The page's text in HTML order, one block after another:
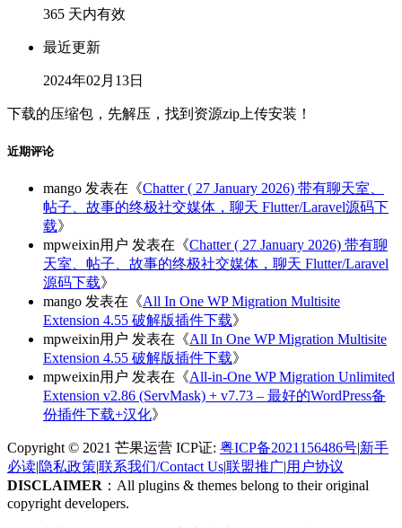
365 天内有效
最近更新
2024年02月13日
下载的压缩包，先解压，找到资源zip上传安装！
近期评论
mango 发表在《Chatter ( 27 January 2026) 带有聊天室、
帖子、故事的终极社交媒体，聊天 Flutter/Laravel源码下
载》
mpweixin用户 发表在《Chatter ( 27 January 2026) 带有聊
天室、帖子、故事的终极社交媒体，聊天 Flutter/Laravel
源码下载》
mango 发表在《All In One WP Migration Multisite
Extension 4.55 破解版插件下载》
mpweixin用户 发表在《All In One WP Migration Multisite
Extension 4.55 破解版插件下载》
mpweixin用户 发表在《All-in-One WP Migration Unlimited
Extension v2.86 (ServMask) + v7.73 – 最好的WordPress备
份插件下载+汉化》
Copyright © 2021 芒果运营 ICP证: 粤ICP备2021156486号|新手
必读|隐私政策|联系我们/Contact Us|联盟推广|用户协议
DISCLAIMER ：All plugins & themes belong to their original
copyright developers.